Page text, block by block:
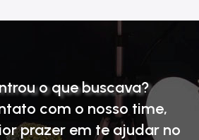
o que buscava?
com o nosso time,
prazer em te ajudar no